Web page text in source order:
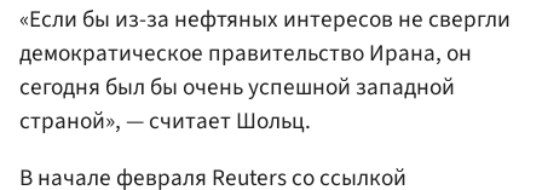
«Если бы из-за нефтяных интересов не свергли
демократическое правительство Ирана, он
сегодня был бы очень успешной западной
страной», — считает Шольц.
В начале февраля Reuters со ссылкой